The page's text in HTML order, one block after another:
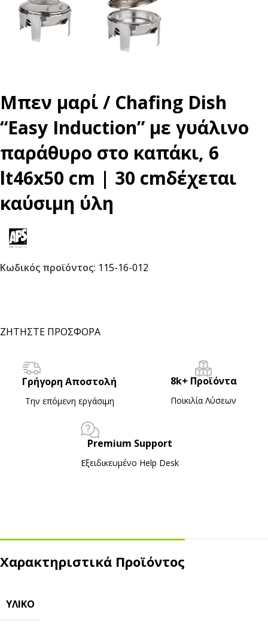
Μπεν μαρί / Chafing Dish
“Easy Induction” με γυάλινο
παράθυρο στο καπάκι, 6
lt46x50 cm | 30 cmδέχεται
καύσιμη ύλη
Κωδικός προϊόντος: 115-16-012
ΖΗΤΗΣΤΕ ΠΡΟΣΦΟΡΑ
Γρήγορη Αποστολή
Την επόμενη εργάσιμη
8k+ Προϊόντα
Ποικιλία Λύσεων
Premium Support
Εξειδικευμένο Ηelp Desk
Χαρακτηριστικά Προϊόντος
ΥΛΙΚΌ